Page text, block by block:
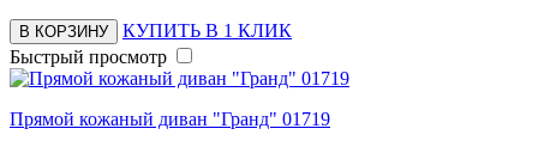
В КОРЗИНУ
КУПИТЬ В 1 КЛИК
Быстрый просмотр
Прямой кожаный диван "Гранд" 01719